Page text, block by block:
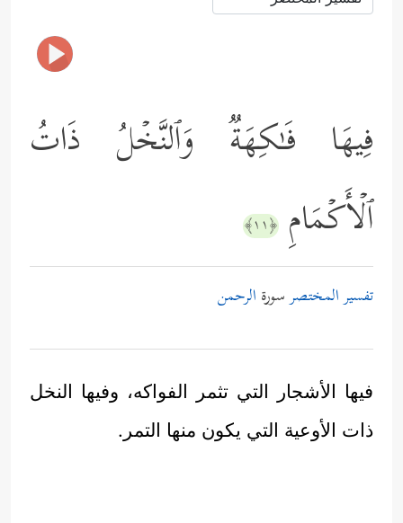
فِیهَا فَـٰكِهَةࣱ وَٱلنَّخۡلُ ذَاتُ
ٱلۡأَكۡمَامِ ﴿١١﴾
تفسير المختصرسورة الرحمن
فيها الأشجار التي تثمر الفواكه، وفيها النخل
ذات الأوعية التي يكون منها التمر.